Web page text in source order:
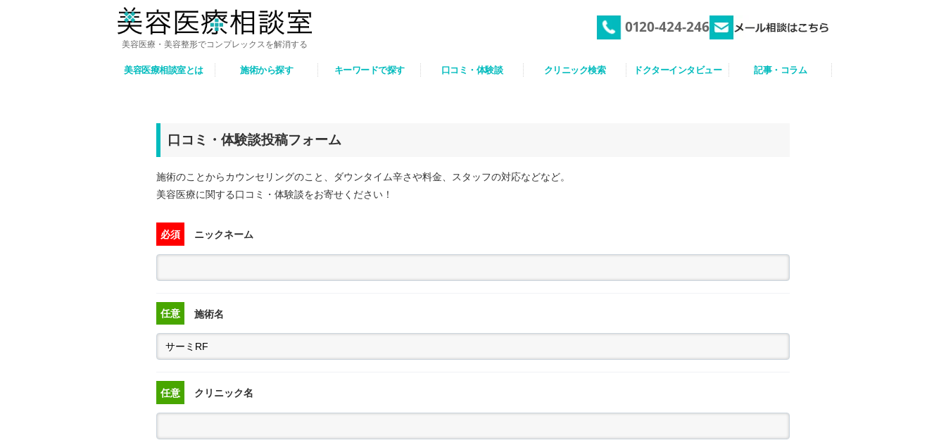
美容医療・美容整形でコンプレックスを解消する
0120-424-246
美容医療相談室とは 施術から探す キーワードで探す 口コミ・体験談 クリニック検索 ドクターインタビュー 記事・コラム
口コミ・体験談投稿フォーム
施術のことからカウンセリングのこと、ダウンタイム辛さや料金、スタッフの対応などなど。
美容医療に関する口コミ・体験談をお寄せください！
必須 ニックネーム
任意 施術名
任意 クリニック名